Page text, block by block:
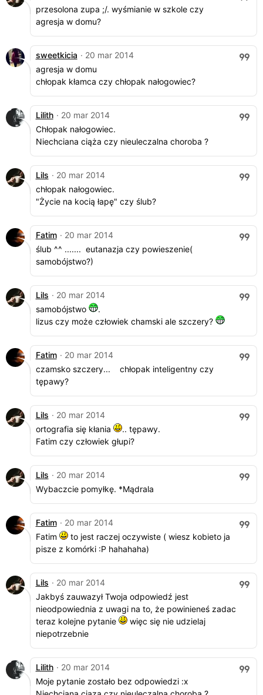
przesolona zupa ;/. wyśmianie w szkole czy
agresja w domu?
sweetkicia · 20 mar 2014
agresja w domu
chłopak kłamca czy chłopak nałogowiec?
Lilith · 20 mar 2014
Chłopak nałogowiec.
Niechciana ciąża czy nieuleczalna choroba ?
Lils · 20 mar 2014
chłopak nałogowiec.
"Życie na kocią łapę" czy ślub?
Fatim · 20 mar 2014
ślub ^^ ....... eutanazja czy powieszenie(
samobójstwo?)
Lils · 20 mar 2014
samobójstwo
.
lizus czy może człowiek chamski ale szczery?
Fatim · 20 mar 2014
czamsko szczery... chłopak inteligentny czy
tępawy?
Lils · 20 mar 2014
ortografia się kłania
.. tępawy.
Fatim czy człowiek głupi?
Lils · 20 mar 2014
Wybaczcie pomyłkę. *Mądrala
Fatim · 20 mar 2014
Fatim
to jest raczej oczywiste ( wiesz kobieto ja
pisze z komórki :P hahahaha)
Lils · 20 mar 2014
Jakbyś zauwazył Twoja odpowiedź jest
nieodpowiednia z uwagi na to, że powinieneś zadac
teraz kolejne pytanie
więc się nie udzielaj
niepotrzebnie
Lilith · 20 mar 2014
Moje pytanie zostało bez odpowiedzi :x